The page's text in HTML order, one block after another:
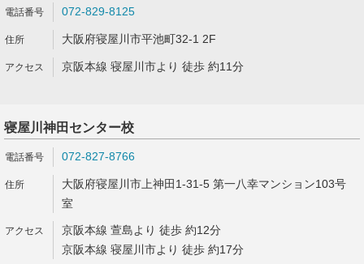
072-829-8125
大阪府寝屋川市平池町32-1 2F
京阪本線 寝屋川市より 徒歩 約11分
寝屋川神田センター校
072-827-8766
大阪府寝屋川市上神田1-31-5 第一八幸マンション103号
室
京阪本線 萱島より 徒歩 約12分
京阪本線 寝屋川市より 徒歩 約17分